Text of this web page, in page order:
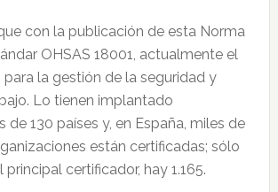
con la publicación de esta Norma
OHSAS 18001, actualmente el
la gestión de la seguridad y
Lo tienen implantado
de 130 países y, en España, miles de
están certificadas; sólo
principal certificador, hay 1.165.